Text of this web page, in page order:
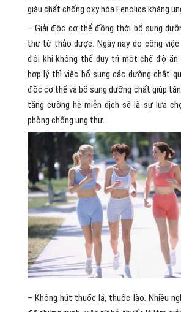
giàu chất chống oxy hóa Fenolics kháng
– Giải độc cơ thể đồng thời bổ sung
thư từ thảo dược. Ngày nay do công việc
đôi khi không thể duy trì một chế độ ăn
hợp lý thì việc bổ sung các dưỡng chất
độc cơ thể và bổ sung dưỡng chất giúp
tăng cường hệ miễn dịch sẽ là sự lựa
phòng chống ung thư.
– Không hút thuốc lá, thuốc lào. Nhiều